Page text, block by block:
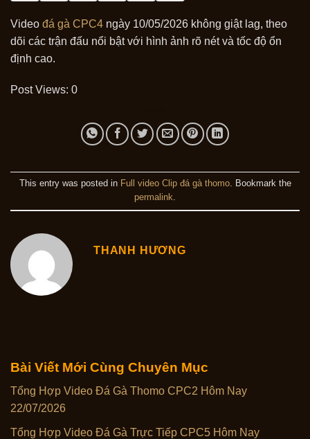
Bài Viết Mới Cùng Chuyên Mục
Tổng Hợp Video Đá Gà Thomo CPC2 Hôm Nay
22/07/2026
Tổng Hợp Video Đá Gà Trực Tiếp CPC5 Hôm Nay
Video đá gà CPC4 ngày 10/05/2026 không giật lag, theo
dõi các trận đấu nổi bật với hình ảnh rõ nét và tốc độ ổn
định cao.
Post Views: 0
This entry was posted in Full video Clip đá gà thomo. Bookmark the
permalink
THANH HƯƠNG